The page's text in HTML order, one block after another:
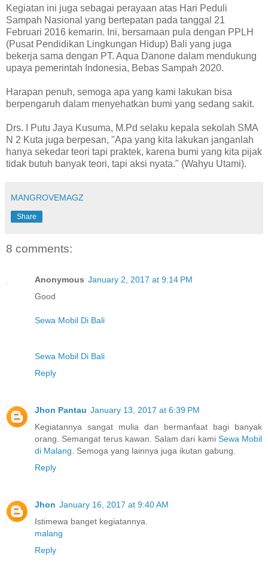
Kegiatan ini juga sebagai perayaan atas Hari Peduli
Sampah Nasional yang bertepatan pada tanggal 21
Februari 2016 kemarin. Ini, bersamaan pula dengan PPLH
(Pusat Pendidikan Lingkungan Hidup) Bali yang juga
bekerja sama dengan PT. Aqua Danone dalam mendukung
upaya pemerintah Indonesia, Bebas Sampah 2020.
Harapan penuh, semoga apa yang kami lakukan bisa
berpengaruh dalam menyehatkan bumi yang sedang sakit.
Drs. I Putu Jaya Kusuma, M.Pd selaku kepala sekolah SMA
N 2 Kuta juga berpesan, "Apa yang kita lakukan janganlah
hanya sekedar teori tapi praktek, karena bumi yang kita pijak
tidak butuh banyak teori, tapi aksi nyata." (Wahyu Utami).
MANGROVEMAGZ
Share
8 comments:
Anonymous January 2, 2017 at 9:14 PM
Good
Sewa Mobil Di Bali
Sewa Mobil Di Bali
Reply
Jhon Pantau January 13, 2017 at 6:39 PM
Kegiatannya sangat mulia dan bermanfaat bagi banyak
orang. Semangat terus kawan. Salam dari kami Sewa Mobil
di Malang. Semoga yang lainnya juga ikutan gabung.
Reply
Jhon January 16, 2017 at 9:40 AM
Istimewa banget kegiatannya.
malang
Reply